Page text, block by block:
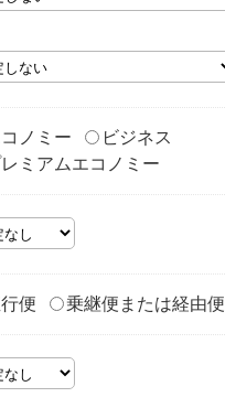
ノミー
ビジネス
ミアムエコノミー
便 乗継便または経由便